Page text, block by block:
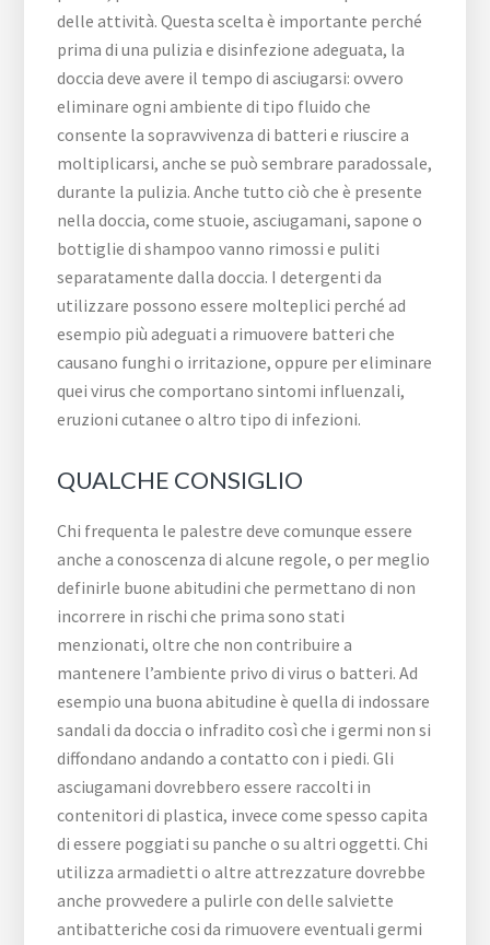
delle attività. Questa scelta è importante perché
prima di una pulizia e disinfezione adeguata, la
doccia deve avere il tempo di asciugarsi: ovvero
eliminare ogni ambiente di tipo fluido che
consente la sopravvivenza di batteri e riuscire a
moltiplicarsi, anche se può sembrare paradossale,
durante la pulizia. Anche tutto ciò che è presente
nella doccia, come stuoie, asciugamani, sapone o
bottiglie di shampoo vanno rimossi e puliti
separatamente dalla doccia. I detergenti da
utilizzare possono essere molteplici perché ad
esempio più adeguati a rimuovere batteri che
causano funghi o irritazione, oppure per eliminare
quei virus che comportano sintomi influenzali,
eruzioni cutanee o altro tipo di infezioni.
QUALCHE CONSIGLIO
Chi frequenta le palestre deve comunque essere
anche a conoscenza di alcune regole, o per meglio
definirle buone abitudini che permettano di non
incorrere in rischi che prima sono stati
menzionati, oltre che non contribuire a
mantenere l’ambiente privo di virus o batteri. Ad
esempio una buona abitudine è quella di indossare
sandali da doccia o infradito così che i germi non si
diffondano andando a contatto con i piedi. Gli
asciugamani dovrebbero essere raccolti in
contenitori di plastica, invece come spesso capita
di essere poggiati su panche o su altri oggetti. Chi
utilizza armadietti o altre attrezzature dovrebbe
anche provvedere a pulirle con delle salviette
antibatteriche cosi da rimuovere eventuali germi